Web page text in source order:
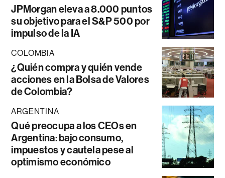
JPMorgan eleva a 8.000 puntos
su objetivo para el S&P 500 por
impulso de la IA
COLOMBIA
¿Quién compra y quién vende
acciones en la Bolsa de Valores
de Colombia?
ARGENTINA
Qué preocupa a los CEOs en
Argentina: bajo consumo,
impuestos y cautela pese al
optimismo económico